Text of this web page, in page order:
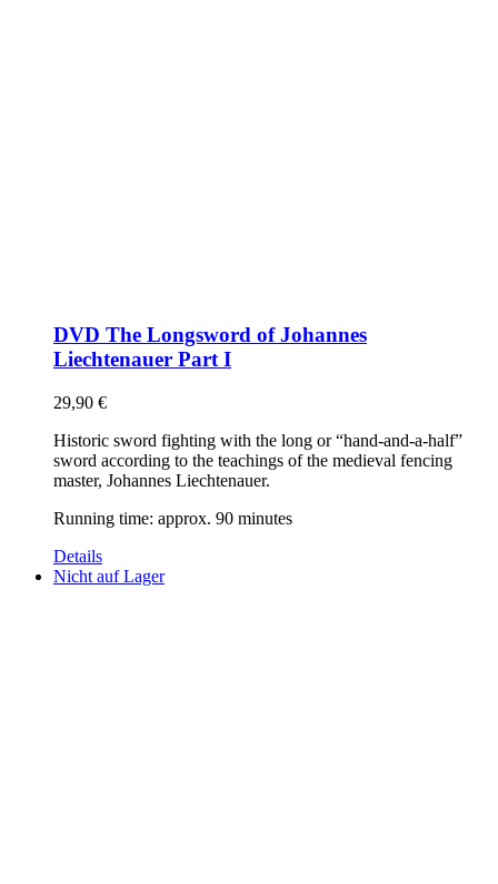
DVD The Longsword of Johannes
Liechtenauer Part I
29,90 €
Historic sword fighting with the long or “hand-and-a-half”
sword according to the teachings of the medieval fencing
master, Johannes Liechtenauer.
Running time: approx. 90 minutes
Details
Nicht auf Lager